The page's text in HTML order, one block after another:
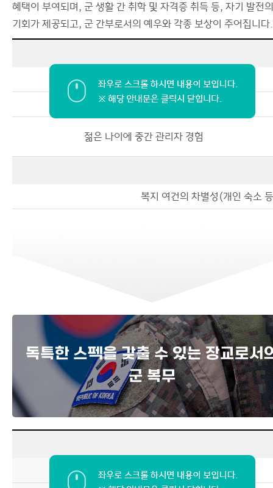
혜택이 부여되며, 군 생활 간 취학 및 자격증 취득 등, 자기 발전의
기회가 제공되고, 군 간부로서의 예우와 각종 보상이 주어집니다.
장교라는 명예와 자부심
대면 보고, 브리핑 능력 향상
젊은 나이에 중간 관리자 경험
복지 여건의 차별성(개인 숙소
독특한 스펙을 갖출 수 있는 장교로서
군 복무
1